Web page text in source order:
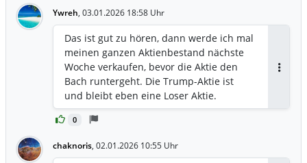
Ywreh, 03.01.2026 18:58 Uhr
0
Das ist gut zu hören, dann werde ich mal
meinen ganzen Aktienbestand nächste
Woche verkaufen, bevor die Aktie den
Bach runtergeht. Die Trump-Aktie ist
und bleibt eben eine Loser Aktie.
chaknoris, 02.01.2026 10:55 Uhr